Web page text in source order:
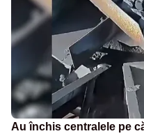
Au închis centralele pe